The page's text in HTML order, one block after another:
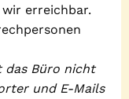
erreichbar.
das Büro nicht
und E-Mails